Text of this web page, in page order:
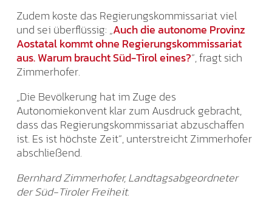
Zudem koste das Regierungskommissariat viel
und sei überflüssig: „Auch die autonome Provinz
Aostatal kommt ohne Regierungskommissariat
aus. Warum braucht Süd-Tirol eines?“, fragt sich
Zimmerhofer.
„Die Bevölkerung hat im Zuge des
Autonomiekonvent klar zum Ausdruck gebracht,
dass das Regierungskommissariat abzuschaffen
ist. Es ist höchste Zeit“, unterstreicht Zimmerhofer
abschließend.
Bernhard Zimmerhofer, Landtagsabgeordneter
der Süd-Tiroler Freiheit.